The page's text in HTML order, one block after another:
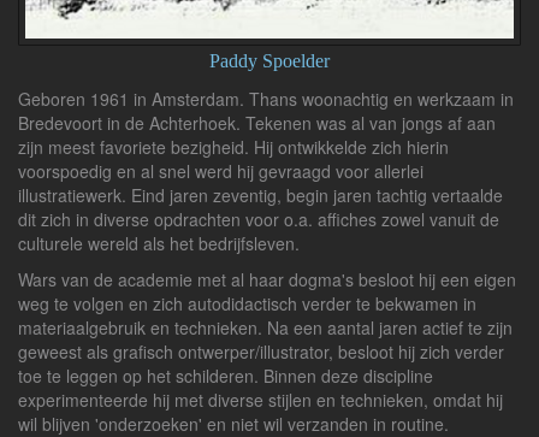
Paddy Spoelder
Geboren 1961 in Amsterdam. Thans woonachtig en werkzaam in
Bredevoort in de Achterhoek. Tekenen was al van jongs af aan
zijn meest favoriete bezigheid. Hij ontwikkelde zich hierin
voorspoedig en al snel werd hij gevraagd voor allerlei
illustratiewerk. Eind jaren zeventig, begin jaren tachtig vertaalde
dit zich in diverse opdrachten voor o.a. affiches zowel vanuit de
culturele wereld als het bedrijfsleven.
Wars van de academie met al haar dogma's besloot hij een eigen
weg te volgen en zich autodidactisch verder te bekwamen in
materiaalgebruik en technieken. Na een aantal jaren actief te zijn
geweest als grafisch ontwerper/illustrator, besloot hij zich verder
toe te leggen op het schilderen. Binnen deze discipline
experimenteerde hij met diverse stijlen en technieken, omdat hij
wil blijven 'onderzoeken' en niet wil verzanden in routine.